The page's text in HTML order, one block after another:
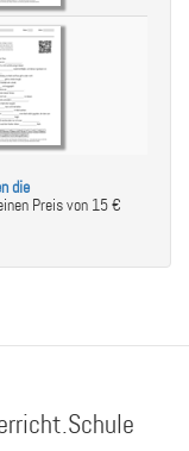
die
Preis von 15 €